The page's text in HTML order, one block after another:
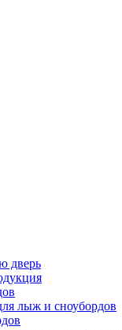
дверь
лыж и сноубордов